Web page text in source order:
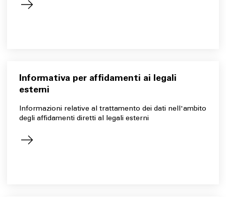
Informativa per affidamenti ai legali
esterni
Informazioni relative al trattamento dei dati nell'ambito
degli affidamenti diretti al legali esterni